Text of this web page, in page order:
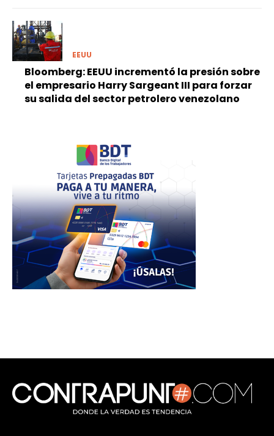
EEUU
Bloomberg: EEUU incrementó la presión sobre
el empresario Harry Sargeant III para forzar
su salida del sector petrolero venezolano